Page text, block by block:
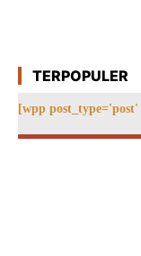
TERPOPULER
[wpp